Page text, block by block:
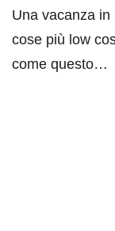
Una vacanza
cose più low
come questo…